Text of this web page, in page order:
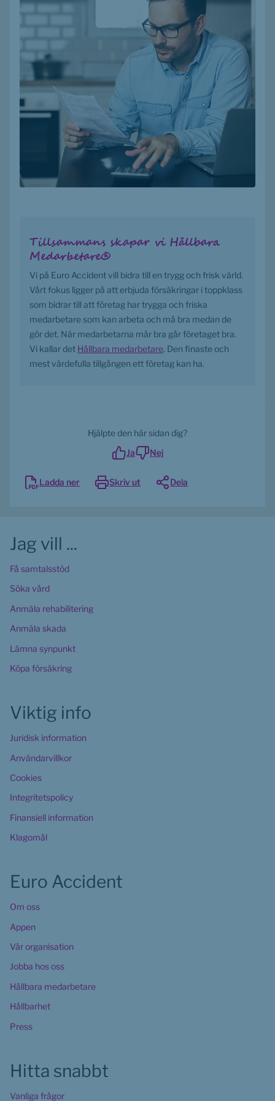
Tillsammans skapar vi Hållbara
Medarbetare®
Vi på Euro Accident vill bidra till en trygg och frisk värld.
Vårt fokus ligger på att erbjuda försäkringar i toppklass
som bidrar till att företag har trygga och friska
medarbetare som kan arbeta och må bra medan de
gör det. När medarbetarna mår bra går företaget bra.
Vi kallar det Hållbara medarbetare. Den finaste och
mest värdefulla tillgången ett företag kan ha.
Hjälpte den här sidan dig?
Ja
Nej
Ladda ner Skriv ut Dela
Jag vill ...
Få samtalsstöd
Söka vård
Anmäla rehabilitering
Anmäla skada
Lämna synpunkt
Köpa försäkring
Viktig info
Juridisk information
Användarvillkor
Cookies
Integritetspolicy
Finansiell information
Klagomål
Euro Accident
Om oss
Appen
Vår organisation
Jobba hos oss
Hållbara medarbetare
Hållbarhet
Press
Hitta snabbt
Vanliga frågor